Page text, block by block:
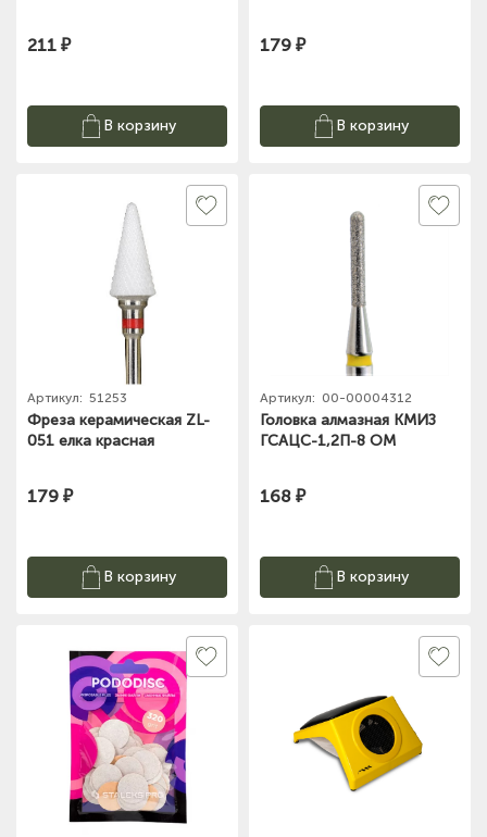
211 ₽
В корзину
179 ₽
В корзину
Артикул: 51253
Фреза керамическая ZL-
051 елка красная
179 ₽
В корзину
Артикул: 00-00004312
Головка алмазная КМИЗ
ГСАЦС-1,2П-8 ОМ
168 ₽
В корзину